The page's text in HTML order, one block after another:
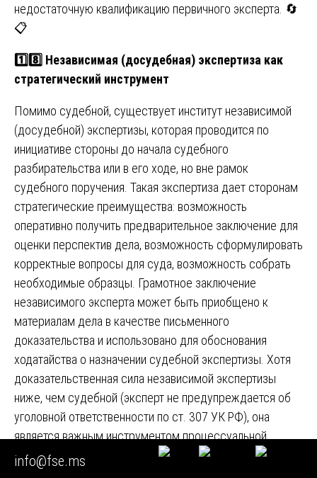
недостаточную квалификацию первичного эксперта. 🔄
📋
1️⃣8️⃣ Независимая (досудебная) экспертиза как
стратегический инструмент
Помимо судебной, существует институт независимой
(досудебной) экспертизы, которая проводится по
инициативе стороны до начала судебного
разбирательства или в его ходе, но вне рамок
судебного поручения. Такая экспертиза дает сторонам
стратегические преимущества: возможность
оперативно получить предварительное заключение для
оценки перспектив дела, возможность сформулировать
корректные вопросы для суда, возможность собрать
необходимые образцы. Грамотное заключение
независимого эксперта может быть приобщено к
материалам дела в качестве письменного
доказательства и использовано для обоснования
ходатайства о назначении судебной экспертизы. Хотя
доказательственная сила независимой экспертизы
ниже, чем судебной (эксперт не предупреждается об
уголовной ответственности по ст. 307 УК РФ), она
является важным инструментом процессуальной
стратегии. Проведение независимой
info@fse.ms